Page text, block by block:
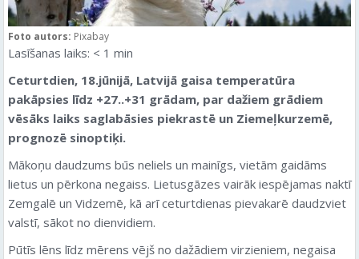
Foto autors: Pixabay
Lasīšanas laiks: < 1 min
Ceturtdien, 18.jūnijā, Latvijā gaisa temperatūra
pakāpsies līdz +27..+31 grādam, par dažiem grādiem
vēsāks laiks saglabāsies piekrastē un Ziemeļkurzemē,
prognozē sinoptiķi.
Mākoņu daudzums būs neliels un mainīgs, vietām gaidāms
lietus un pērkona negaiss. Lietusgāzes vairāk iespējamas naktī
Zemgalē un Vidzemē, kā arī ceturtdienas pievakarē daudzviet
valstī, sākot no dienvidiem.
Pūtīs lēns līdz mērens vējš no dažādiem virzieniem, negaisa